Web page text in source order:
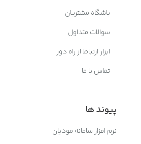
باشگاه مشتریان
سوالات متداول
ابزار ارتباط از راه دور
تماس با ما
پیوند ها
نرم افزار سامانه مودیان